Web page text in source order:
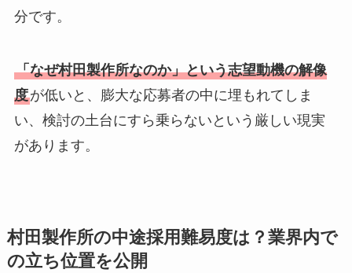
分です。
「なぜ村田製作所なのか」という志望動機の解像
度が低いと、膨大な応募者の中に埋もれてしま
い、検討の土台にすら乗らないという厳しい現実
があります。
村田製作所の中途採用難易度は？業界内で
の立ち位置を公開